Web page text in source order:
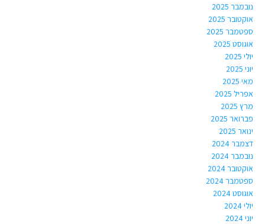
נובמבר 2025
אוקטובר 2025
ספטמבר 2025
אוגוסט 2025
יולי 2025
יוני 2025
מאי 2025
אפריל 2025
מרץ 2025
פברואר 2025
ינואר 2025
דצמבר 2024
נובמבר 2024
אוקטובר 2024
ספטמבר 2024
אוגוסט 2024
יולי 2024
יוני 2024